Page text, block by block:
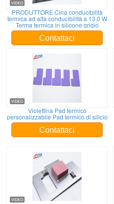
PRODUTTORE Cina conducibilità
termica ad alta conducibilità a 13,0 W
Terma termica in silicone grigio
Contattaci
Violettina Pad termico
personalizzabile Pad termico di silicio
Contattaci